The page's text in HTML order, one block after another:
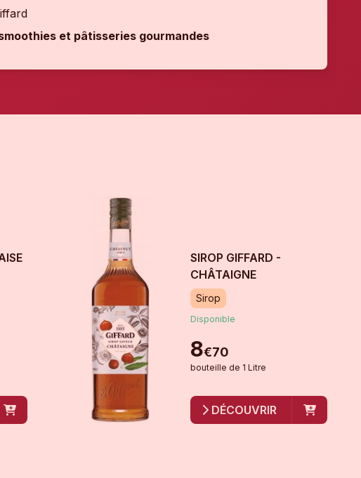
et pâtisseries gourmandes
SIROP GIFFARD -
CHÂTAIGNE
Sirop
Disponible
8€70
bouteille de 1 Litre
DÉCOUVRIR